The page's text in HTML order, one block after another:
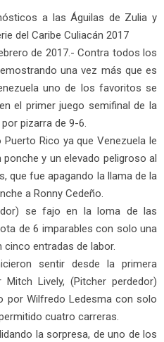
del Caribe Culiacán 2017
de 2017.- Contra todos los
una vez más que es
uno de los favoritos se
el primer juego semifinal de la
pizarra de 9-6.
Rico ya que Venezuela le
y un elevado peligroso al
que fue apagando la llama de la
a Ronny Cedeño.
se fajo en la loma de las
de 6 imparables con solo una
entradas de labor.
sentir desde la primera
Lively, (Pitcher perdedor)
por Wilfredo Ledesma con solo
cuatro carreras.
la sorpresa, de uno de los